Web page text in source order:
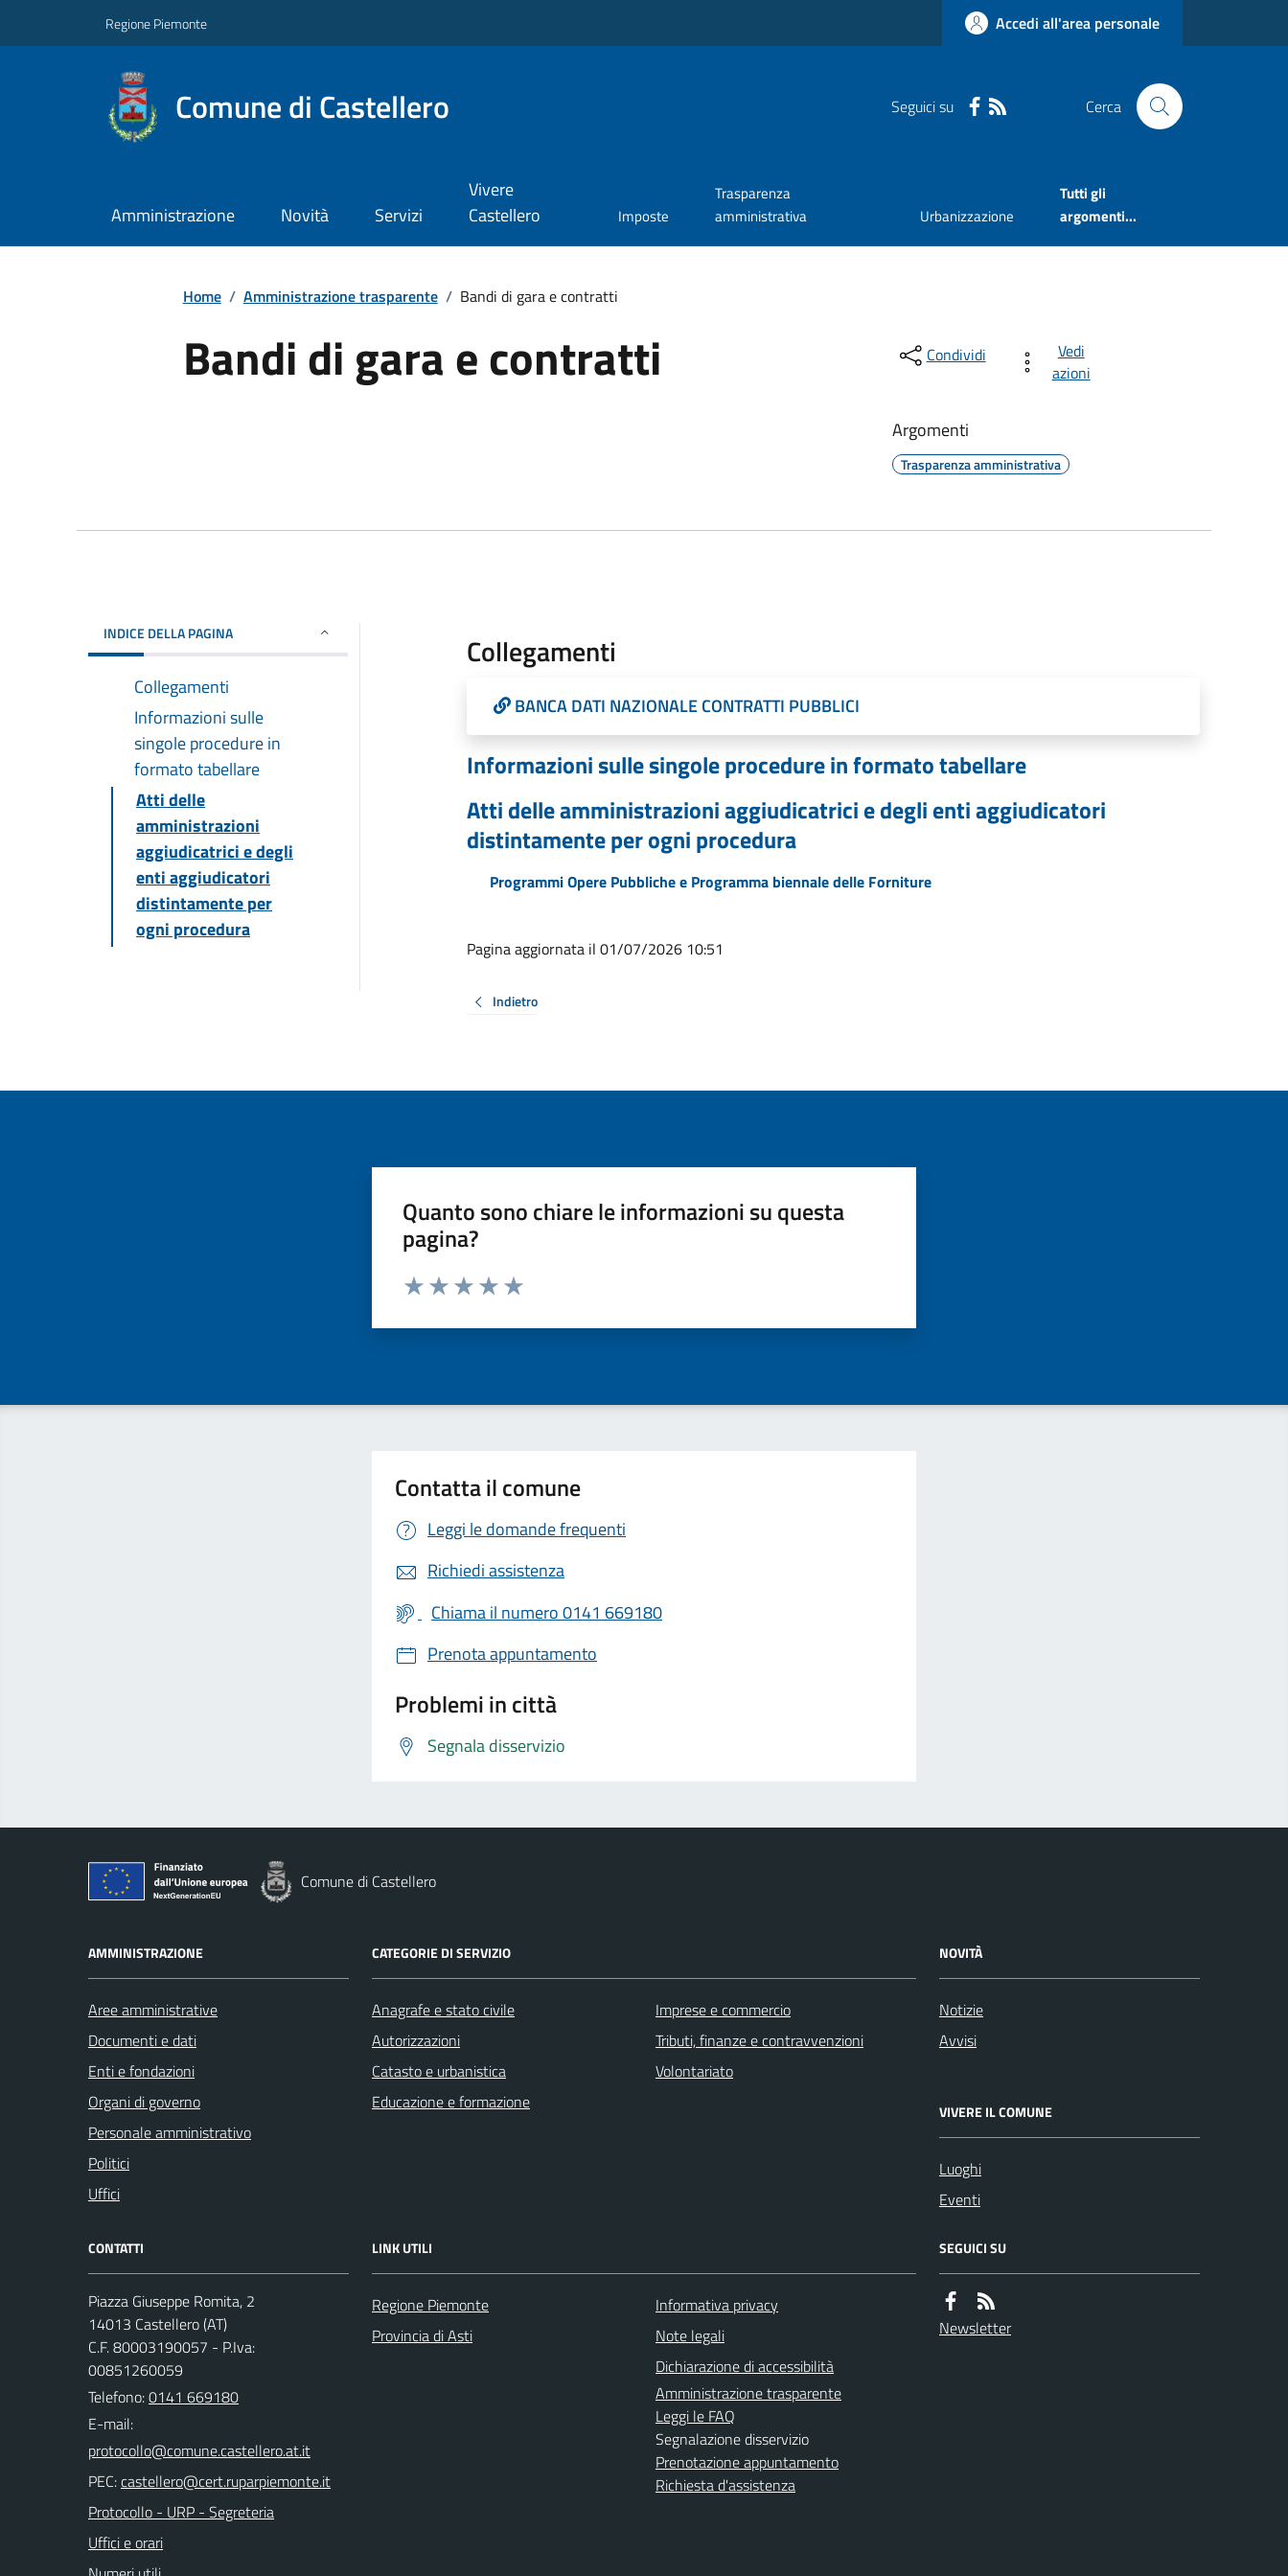
Regione Piemonte Accedi all'area personale
Comune di Castellero Seguici su Cerca
Amministrazione Novità Servizi
Vivere
Castellero
Imposte
Trasparenza
amministrativa
Urbanizzazione
Tutti gli
argomenti...
Home / Amministrazione trasparente / Bandi di gara e contratti
Bandi di gara e contratti Condividi
Vedi
azioni
Argomenti
Trasparenza amministrativa
INDICE DELLA PAGINA
Collegamenti
Informazioni sulle
singole procedure in
formato tabellare
Atti delle
amministrazioni
aggiudicatrici e degli
enti aggiudicatori
distintamente per
ogni procedura
Collegamenti
BANCA DATI NAZIONALE CONTRATTI PUBBLICI
Informazioni sulle singole procedure in formato tabellare
Atti delle amministrazioni aggiudicatrici e degli enti aggiudicatori
distintamente per ogni procedura
Programmi Opere Pubbliche e Programma biennale delle Forniture
Pagina aggiornata il 01/07/2026 10:51
Indietro
Quanto sono chiare le informazioni su questa
pagina?
Valuta da 1 a 5 stelle la pagina
Contatta il comune
Leggi le domande frequenti
Richiedi assistenza
Chiama il numero 0141 669180
Prenota appuntamento
Problemi in città
Segnala disservizio
Comune di Castellero
AMMINISTRAZIONE
Aree amministrative
Documenti e dati
Enti e fondazioni
Organi di governo
Personale amministrativo
Politici
Uffici
CATEGORIE DI SERVIZIO
Anagrafe e stato civile
Autorizzazioni
Catasto e urbanistica
Educazione e formazione
Imprese e commercio
Tributi, finanze e contravvenzioni
Volontariato
NOVITÀ
Notizie
Avvisi
VIVERE IL COMUNE
Luoghi
Eventi
CONTATTI
Piazza Giuseppe Romita, 2
14013 Castellero (AT)
C.F. 80003190057 - P.Iva:
00851260059
Telefono:0141 669180
E-mail:
PEC:
Protocollo - URP - Segreteria
Uffici e orari
LINK UTILI
Regione Piemonte
Provincia di Asti
Informativa privacy
Note legali
Dichiarazione di accessibilità
Amministrazione trasparente
Leggi le FAQ
Segnalazione disservizio
Prenotazione appuntamento
Richiesta d'assistenza
SEGUICI SU
Newsletter